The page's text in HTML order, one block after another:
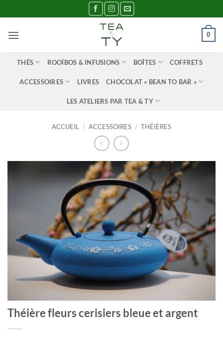
au
contenu
0
THÉS ROOÏBOS & INFUSIONS BOÎTES COFFRETS
ACCESSOIRES LIVRES CHOCOLAT « BEAN TO BAR »
LES ATELIERS PAR TEA & TY
ACCUEIL / ACCESSOIRES / THÉIÈRES
Théière fleurs cerisiers bleue et argent